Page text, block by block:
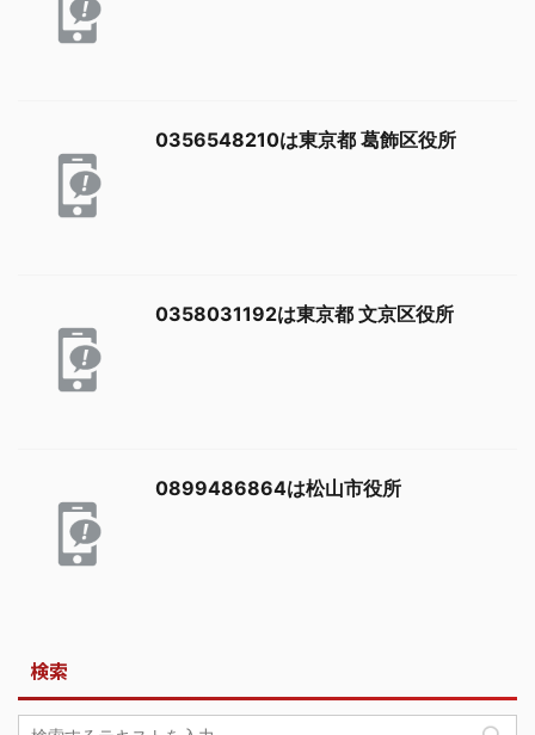
0356548210は東京都 葛飾区役所
0358031192は東京都 文京区役所
0899486864は松山市役所
検索